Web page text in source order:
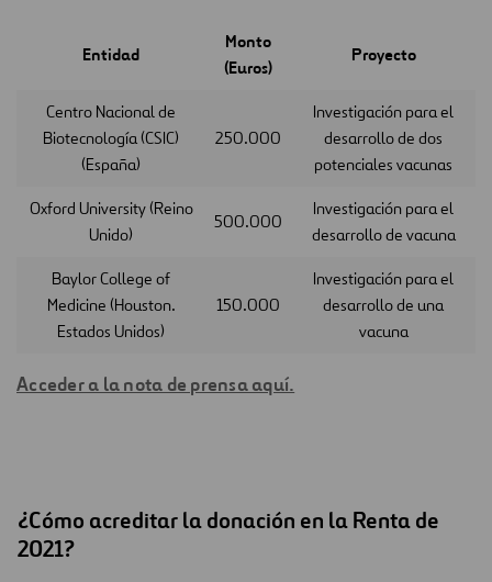
Entidad
Monto
(Euros)
Proyecto
Centro Nacional de
Biotecnología (CSIC)
(España)
250.000
Investigación para el
desarrollo de dos
potenciales vacunas
Oxford University (Reino
Unido)
500.000
Investigación para el
desarrollo de vacuna
Baylor College of
Medicine (Houston.
Estados Unidos)
150.000
Investigación para el
desarrollo de una
vacuna
Acceder a la nota de prensa aquí.
¿Cómo acreditar la donación en la Renta de
2021?